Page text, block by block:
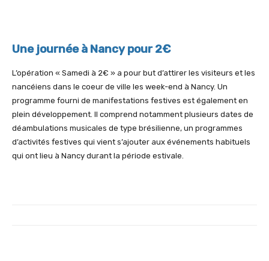
Une journée à Nancy pour 2€
L’opération « Samedi à 2€ » a pour but d’attirer les visiteurs et les
nancéiens dans le coeur de ville les week-end à Nancy. Un
programme fourni de manifestations festives est également en
plein développement. Il comprend notamment plusieurs dates de
déambulations musicales de type brésilienne, un programmes
d’activités festives qui vient s’ajouter aux événements habituels
qui ont lieu à Nancy durant la période estivale.